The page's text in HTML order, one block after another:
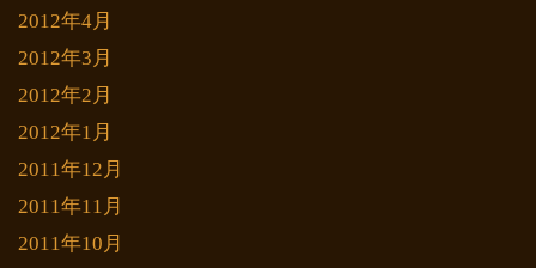
2012年4月
2012年3月
2012年2月
2012年1月
2011年12月
2011年11月
2011年10月